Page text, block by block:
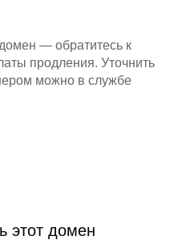
— обратитесь к
продления. Уточнить
можно в службе
этот домен